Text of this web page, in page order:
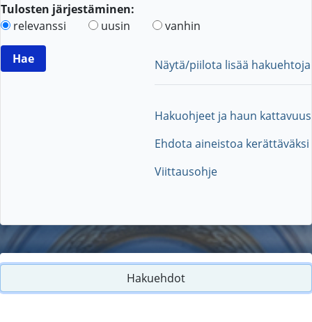
Tulosten järjestäminen:
relevanssi
uusin vanhin
Näytä/piilota lisää hakuehtoja
Hakuohjeet ja haun kattavuus
Ehdota aineistoa kerättäväksi
Viittausohje
Hakuehdot